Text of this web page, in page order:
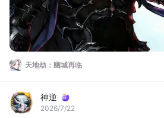
新手池：十连必出1绝（跳过不抽）
两人双UP：看强度，顶多抽一
天地劫：幽城再临
神逆
2026/7/22